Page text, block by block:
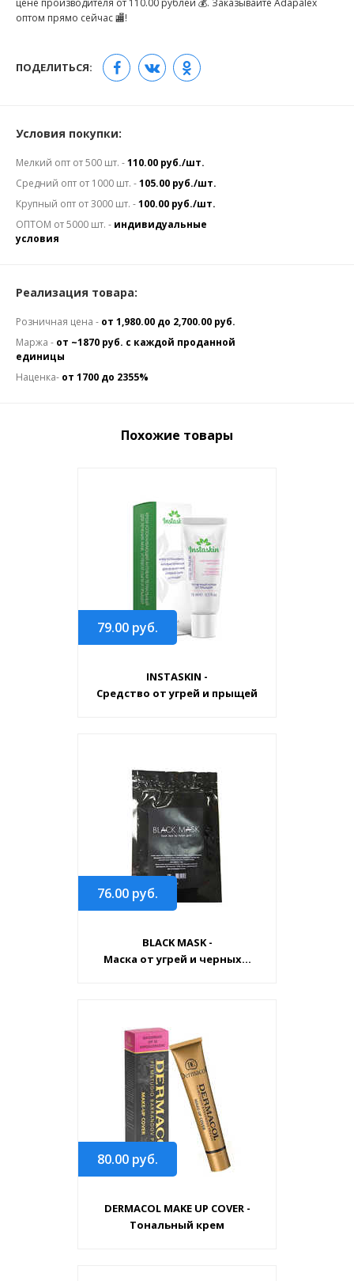
цене производителя от 110.00 рублей 💰. Заказывайте Adapalex
оптом прямо сейчас 🏬!
ПОДЕЛИТЬСЯ:
Условия покупки:
Мелкий опт от 500 шт. -110.00 руб./шт.
Средний опт от 1000 шт. -105.00 руб./шт.
Крупный опт от 3000 шт. -100.00 руб./шт.
ОПТОМ от 5000 шт. - индивидуальные
условия
Реализация товара:
Розничная цена - от 1,980.00 до 2,700.00 руб.
Маржа - от ~1870 руб. с каждой проданной
единицы
Наценка- от 1700 до 2355%
Похожие товары
79.00 руб.
INSTASKIN -
Средство от угрей и прыщей
76.00 руб.
BLACK MASK -
Маска от угрей и черных...
80.00 руб.
DERMACOL MAKE UP COVER -
Тональный крем